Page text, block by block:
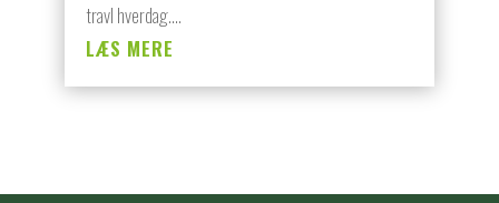
travl hverdag....
LÆS MERE